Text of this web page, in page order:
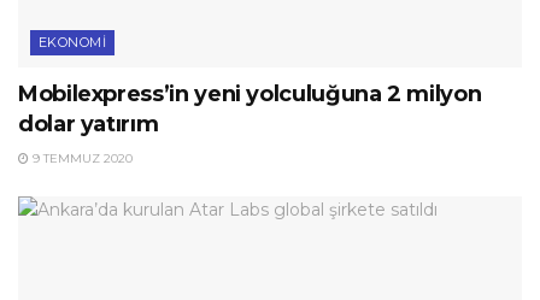
EKONOMI
Mobilexpress’in yeni yolculuğuna 2 milyon
dolar yatırım
9 TEMMUZ 2020